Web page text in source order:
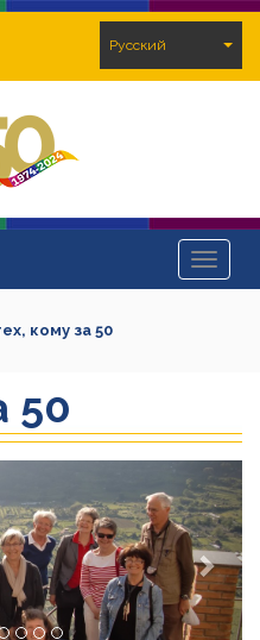
Pусский
Toggle
кому за 50
50
Next